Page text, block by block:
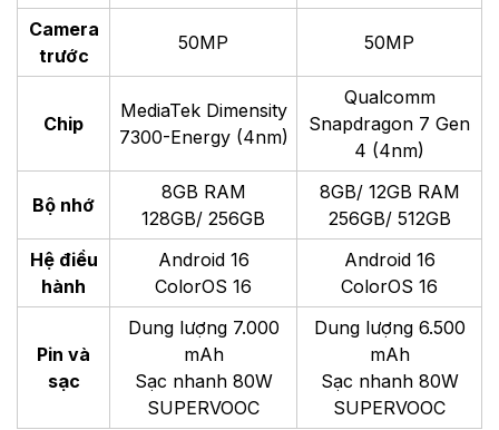
Camera
trước
50MP 50MP
Chip
MediaTek Dimensity
7300-Energy (4nm)
Qualcomm
Snapdragon 7 Gen
4 (4nm)
Bộ nhớ
8GB RAM
128GB/ 256GB
8GB/ 12GB RAM
256GB/ 512GB
Hệ điều
hành
Android 16
ColorOS 16
Android 16
ColorOS 16
Pin và
sạc
Dung lượng 7.000
mAh
Sạc nhanh 80W
SUPERVOOC
Dung lượng 6.500
mAh
Sạc nhanh 80W
SUPERVOOC